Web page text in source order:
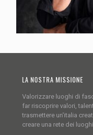
LA NOSTRA MISSIONE
Valorizzare luoghi di
far riscoprire valori,
trasmettere un'italia
creare una rete dei